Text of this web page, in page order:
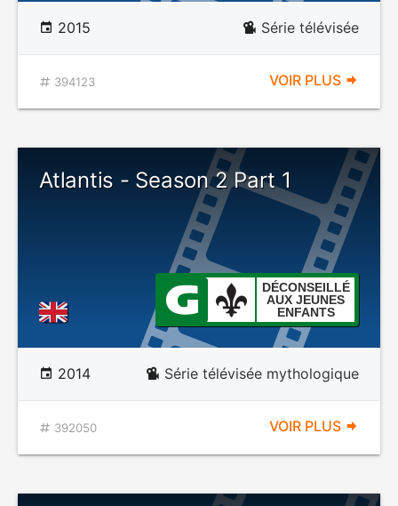
2015 Série télévisée
394123 VOIR PLUS
Atlantis - Season 2 Part 1
DÉCONSEILLÉ
AUX JEUNES
ENFANTS
2014 Série télévisée mythologique
392050 VOIR PLUS